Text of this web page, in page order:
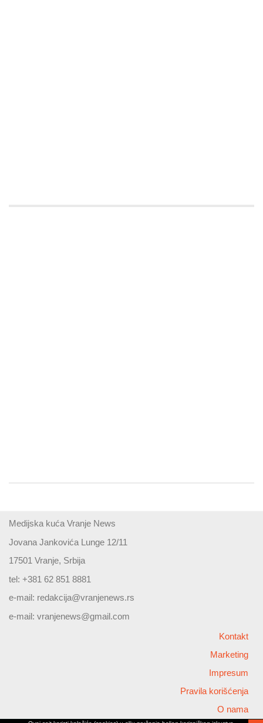
Medijska kuća Vranje News
Jovana Jankovića Lunge 12/11
17501 Vranje, Srbija
tel: +381 62 851 8881
e-mail: redakcija@vranjenews.rs
e-mail: vranjenews@gmail.com
Kontakt
Marketing
Impresum
Pravila korišćenja
O nama